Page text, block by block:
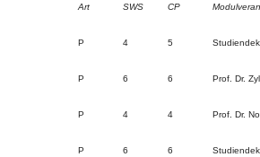
Art SWS CP
P 4 5
P 6 6 Prof. Dr.
P 4 4 Prof. Dr.
P 6 6